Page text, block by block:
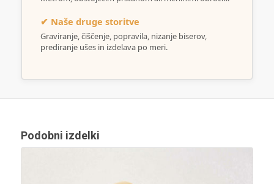
✔ Naše druge storitve
Graviranje, čiščenje, popravila, nizanje biserov,
prediranje ušes in izdelava po meri.
Podobni izdelki